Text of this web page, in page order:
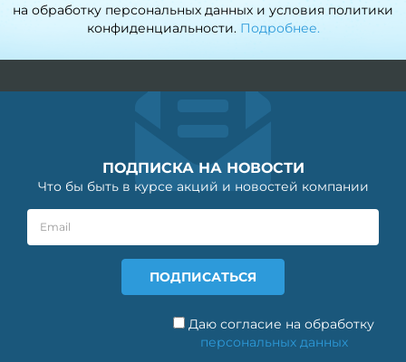
на обработку персональных данных и условия политики
конфиденциальности. Подробнее.
ПОДПИСКА НА НОВОСТИ
Что бы быть в курсе акций и новостей компании
Даю согласие на обработку
персональных данных